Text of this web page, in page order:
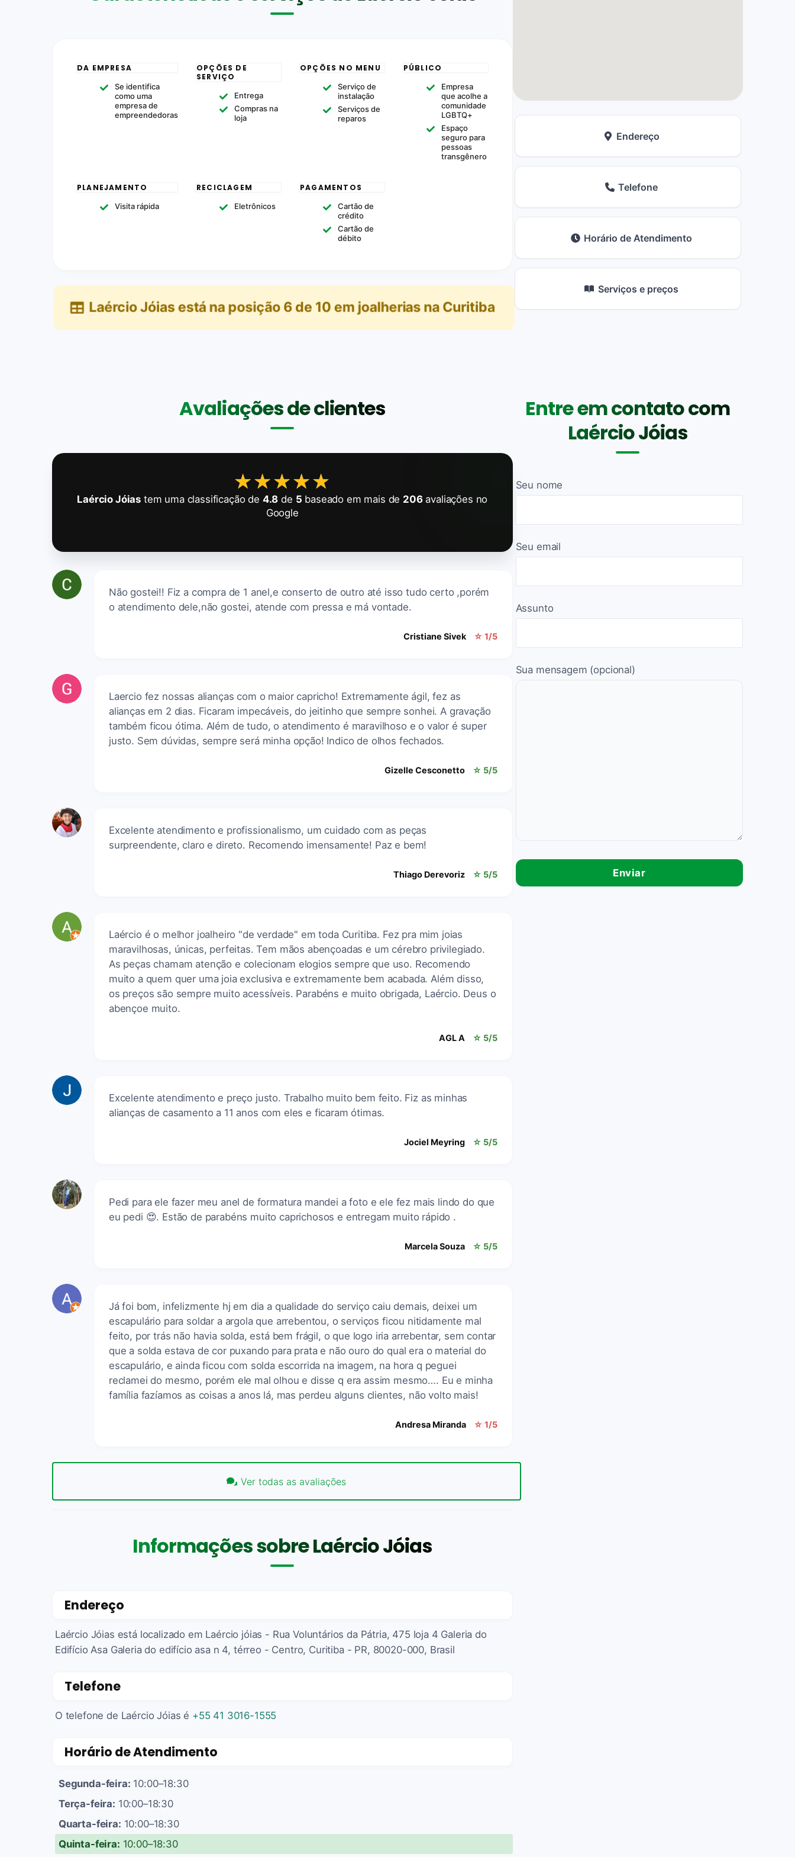
DA EMPRESA
Se identifica
como uma
empresa de
empreendedoras
OPÇÕES DE
SERVIÇO
Entrega
Compras na
loja
OPÇÕES NO MENU
Serviço de
instalação
Serviços de
reparos
PÚBLICO
Empresa
que acolhe a
comunidade
LGBTQ+
Espaço
seguro para
pessoas
transgênero
PLANEJAMENTO
Visita rápida
RECICLAGEM
Eletrônicos
PAGAMENTOS
Cartão de
crédito
Cartão de
débito
Laércio Jóias está na posição 6 de 10 em joalherias na Curitiba
Endereço
Telefone
Horário de Atendimento
Serviços e preços
Avaliações de clientes
★★★★★
★★★★★
Laércio Jóias tem uma classificação de 4.8 de 5 baseado em mais de 206avaliações no
Google
Não gostei!! Fiz a compra de 1 anel,e conserto de outro até isso tudo certo ,porém
o atendimento dele,não gostei, atende com pressa e má vontade.
Cristiane Sivek ☆ 1/5
Laercio fez nossas alianças com o maior capricho! Extremamente ágil, fez as
alianças em 2 dias. Ficaram impecáveis, do jeitinho que sempre sonhei. A gravação
também ficou ótima. Além de tudo, o atendimento é maravilhoso e o valor é super
justo. Sem dúvidas, sempre será minha opção! Indico de olhos fechados.
Gizelle Cesconetto ☆ 5/5
Excelente atendimento e profissionalismo, um cuidado com as peças
surpreendente, claro e direto. Recomendo imensamente! Paz e bem!
Thiago Derevoriz ☆ 5/5
Laércio é o melhor joalheiro "de verdade" em toda Curitiba. Fez pra mim joias
maravilhosas, únicas, perfeitas. Tem mãos abençoadas e um cérebro privilegiado.
As peças chamam atenção e colecionam elogios sempre que uso. Recomendo
muito a quem quer uma joia exclusiva e extremamente bem acabada. Além disso,
os preços são sempre muito acessíveis. Parabéns e muito obrigada, Laércio. Deus o
abençoe muito.
AGL A ☆ 5/5
Excelente atendimento e preço justo. Trabalho muito bem feito. Fiz as minhas
alianças de casamento a 11 anos com eles e ficaram ótimas.
Jociel Meyring ☆ 5/5
Pedi para ele fazer meu anel de formatura mandei a foto e ele fez mais lindo do que
eu pedi 😍. Estão de parabéns muito caprichosos e entregam muito rápido .
Marcela Souza ☆ 5/5
Já foi bom, infelizmente hj em dia a qualidade do serviço caiu demais, deixei um
escapulário para soldar a argola que arrebentou, o serviços ficou nitidamente mal
feito, por trás não havia solda, está bem frágil, o que logo iria arrebentar, sem contar
que a solda estava de cor puxando para prata e não ouro do qual era o material do
escapulário, e ainda ficou com solda escorrida na imagem, na hora q peguei
reclamei do mesmo, porém ele mal olhou e disse q era assim mesmo…. Eu e minha
família fazíamos as coisas a anos lá, mas perdeu alguns clientes, não volto mais!
Andresa Miranda ☆ 1/5
Ver todas as avaliações
Informações sobre Laércio Jóias
Endereço
Laércio Jóias está localizado em Laércio jóias - Rua Voluntários da Pátria, 475 loja 4 Galeria do
Edifício Asa Galeria do edifício asa n 4, térreo - Centro, Curitiba - PR, 80020-000, Brasil
Telefone
O telefone de Laércio Jóias é +55 41 3016-1555
Horário de Atendimento
Segunda-feira: 10:00–18:30
Terça-feira: 10:00–18:30
Quarta-feira: 10:00–18:30
Quinta-feira: 10:00–18:30
Entre em contato com
Laércio Jóias
Seu nome
Seu email
Assunto
Sua mensagem (opcional)